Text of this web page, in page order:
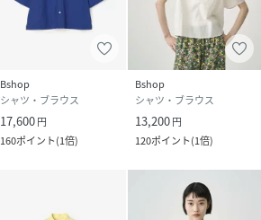
Bshop
シャツ・ブラウス
17,600円
160ポイント(1倍)
Bshop
シャツ・ブラウス
13,200円
120ポイント(1倍)